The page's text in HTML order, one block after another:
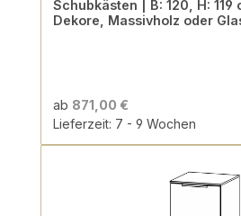
Schubkästen | B: 120, H: 119
Dekore, Massivholz oder
ab 871,00 €
Lieferzeit: 7 - 9 Wochen